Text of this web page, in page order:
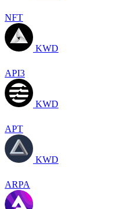
NFT
KWD
API3
KWD
APT
KWD
ARPA